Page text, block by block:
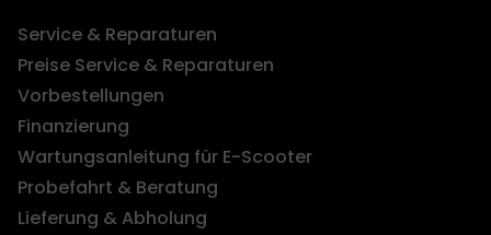
Service & Reparaturen
Preise Service & Reparaturen
Vorbestellungen
Finanzierung
Wartungsanleitung für E-Scooter
Probefahrt & Beratung
Lieferung & Abholung